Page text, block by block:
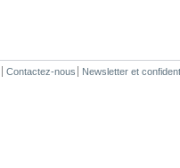
Contactez-nous Newsletter et